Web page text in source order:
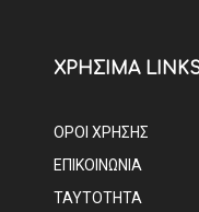
ΧΡΗΣΙΜΑ
ΟΡΟΙ ΧΡΗΣΗΣ
ΕΠΙΚΟΙΝΩΝΙΑ
ΤΑΥΤΟΤΗΤΑ